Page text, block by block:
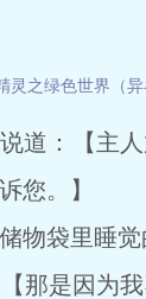
灵之绿色世界（异
道：【主
您。】
袋里睡觉
是因为我